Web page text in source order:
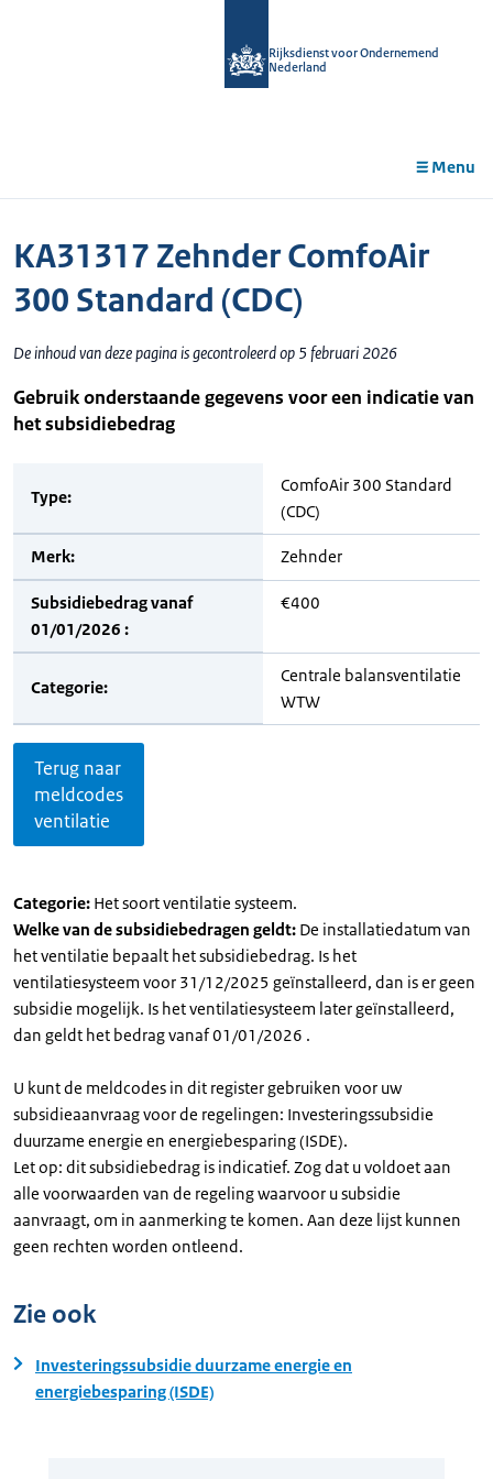
Rijksdienst voor Ondernemend
Nederland
Menu
KA31317 Zehnder ComfoAir
300 Standard (CDC)
De inhoud van deze pagina is gecontroleerd op 5 februari 2026
Gebruik onderstaande gegevens voor een indicatie van
het subsidiebedrag
Type:
ComfoAir 300 Standard
(CDC)
Merk: Zehnder
Subsidiebedrag vanaf
01/01/2026 :
€400
Categorie:
Centrale balansventilatie
WTW
Terug naar
meldcodes
ventilatie
Categorie: Het soort ventilatie systeem.
Welke van de subsidiebedragen geldt: De installatiedatum van
het ventilatie bepaalt het subsidiebedrag. Is het
ventilatiesysteem voor 31/12/2025 geïnstalleerd, dan is er geen
subsidie mogelijk. Is het ventilatiesysteem later geïnstalleerd,
dan geldt het bedrag vanaf 01/01/2026 .
U kunt de meldcodes in dit register gebruiken voor uw
subsidieaanvraag voor de regelingen: Investeringssubsidie
duurzame energie en energiebesparing (ISDE).
Let op: dit subsidiebedrag is indicatief. Zog dat u voldoet aan
alle voorwaarden van de regeling waarvoor u subsidie
aanvraagt, om in aanmerking te komen. Aan deze lijst kunnen
geen rechten worden ontleend.
Zie ook
Investeringssubsidie duurzame energie en
energiebesparing (ISDE)